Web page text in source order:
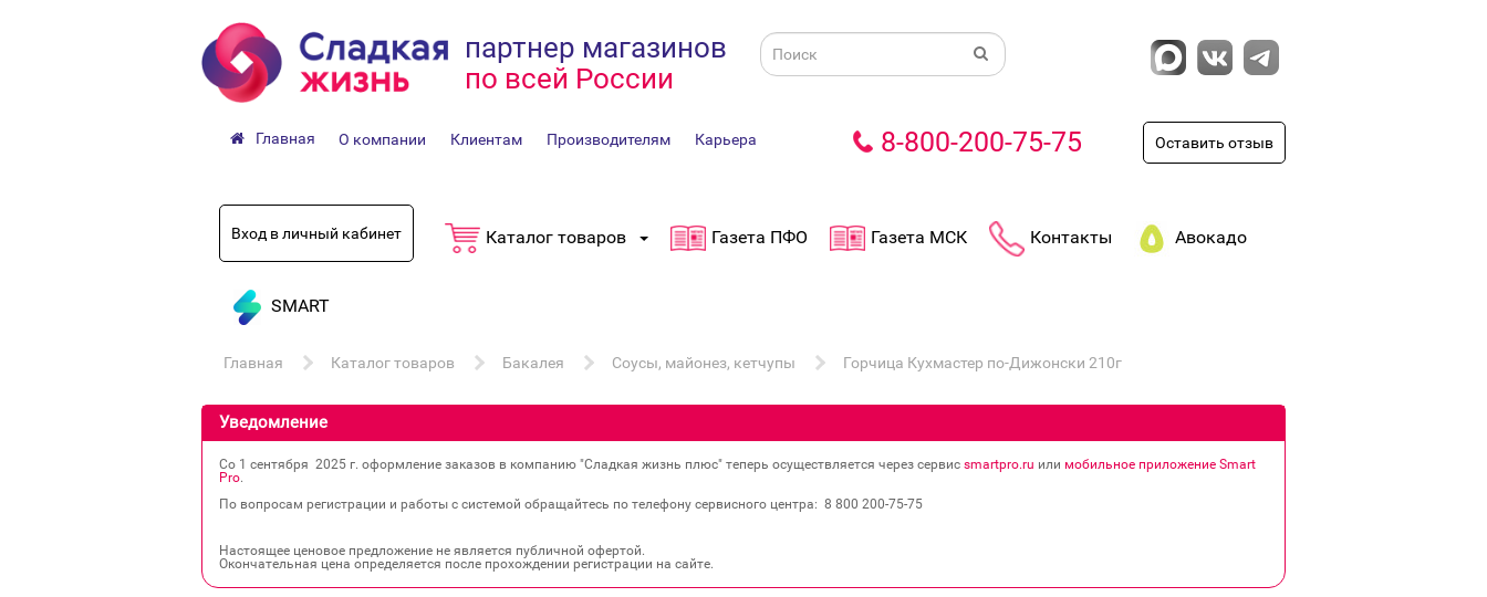
партнер магазинов
по всей России
Главная О компании Клиентам Производителям Карьера 8-800-200-75-75 Оставить отзыв
Вход в личный кабинет Каталог товаров Газета ПФО Газета МСК Контакты Авокадо
SMART
Главная Каталог товаров Бакалея Соусы, майонез, кетчупы Горчица Кухмастер по-Дижонски 210г
Уведомление
Со 1 сентября 2025 г. оформление заказов в компанию "Сладкая жизнь плюс" теперь осуществляется через сервис smartpro.ru или мобильное приложение Smart
Pro.
По вопросам регистрации и работы с системой обращайтесь по телефону сервисного центра: 8 800 200‐75‐75
Настоящее ценовое предложение не является публичной офертой.
Окончательная цена определяется после прохождении регистрации на сайте.